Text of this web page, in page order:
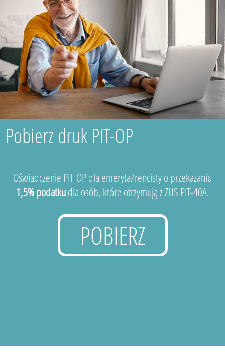
Pobierz druk PIT-OP
Oświadczenie PIT-OP dla emeryta/rencisty o przekazaniu
1,5% podatkudla osób, które otrzymują z ZUS PIT-40A.
POBIERZ